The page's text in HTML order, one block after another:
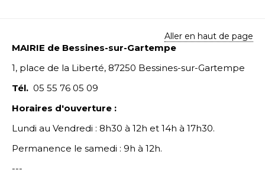
Aller en haut de page
MAIRIE de Bessines-sur-Gartempe
1, place de la Liberté, 87250 Bessines-sur-Gartempe
Tél. 05 55 76 05 09
Horaires d'ouverture :
Lundi au Vendredi : 8h30 à 12h et 14h à 17h30.
Permanence le samedi : 9h à 12h.
---